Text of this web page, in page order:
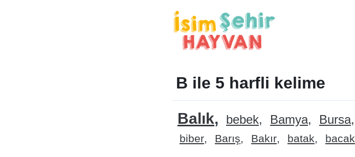
B ile 5 harfli kelime
Balık bebek Bamya Bursa
biber Barış Bakır batak bacak